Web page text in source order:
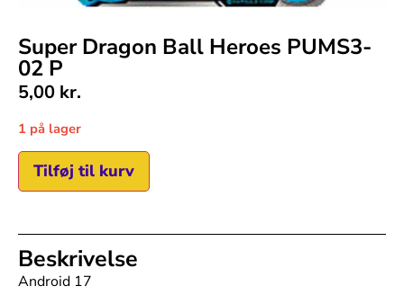
Super Dragon Ball Heroes PUMS3-
02 P
5,00 kr.
1 på lager
Tilføj til kurv
Beskrivelse
Android 17